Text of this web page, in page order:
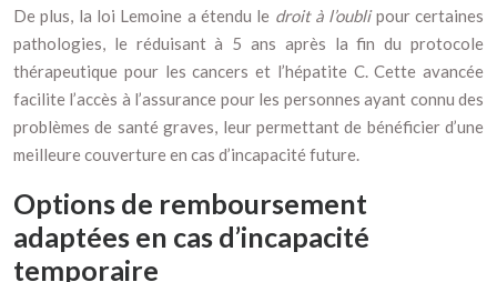
De plus, la loi Lemoine a étendu le droit à l’oublipour certaines
pathologies, le réduisant à 5 ans après la fin du protocole
thérapeutique pour les cancers et l’hépatite C. Cette avancée
facilite l’accès à l’assurance pour les personnes ayant connu des
problèmes de santé graves, leur permettant de bénéficier d’une
meilleure couverture en cas d’incapacité future.
Options de remboursement
adaptées en cas d’incapacité
temporaire